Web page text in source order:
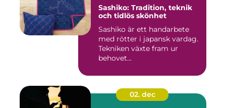
Sashiko: Tradition, teknik
och tidlös skönhet
Sashiko är ett handarbete
med rötter i japansk vardag.
Tekniken växte fram ur
behovet...
02. dec